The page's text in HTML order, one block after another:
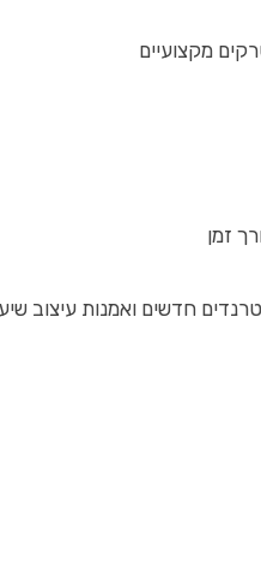
מקצועיים
זמן
חדשים ואמנות עיצוב